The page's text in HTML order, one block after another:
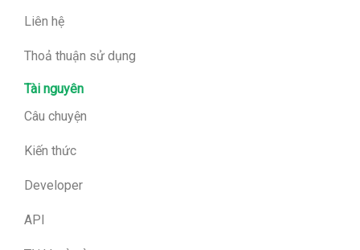
Liên hệ
Thoả thuận sử dụng
Tài nguyên
Câu chuyện
Kiến thức
Developer
API